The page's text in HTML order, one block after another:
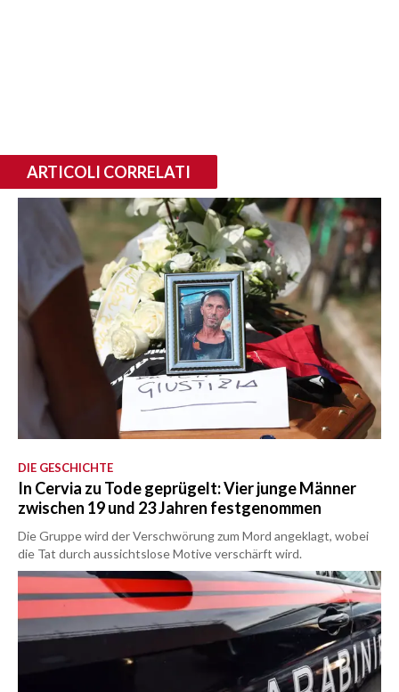
ARTICOLI CORRELATI
DIE GESCHICHTE
In Cervia zu Tode geprügelt: Vier junge Männer
zwischen 19 und 23 Jahren festgenommen
Die Gruppe wird der Verschwörung zum Mord angeklagt, wobei
die Tat durch aussichtslose Motive verschärft wird.